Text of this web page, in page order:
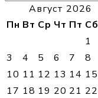
Август 2026
Пн Вт Ср Чт Пт Сб
1
3
4 5 6 7 8
10 11 12 13 14 15
17 18 19 20 21 22